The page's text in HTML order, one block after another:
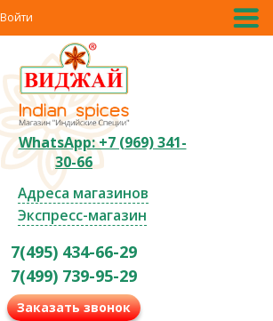
Войти
WhatsApp: +7 (969) 341-
30-66
Адреса магазинов
Экспресс-магазин
7(495) 434-66-29
7(499) 739-95-29
Заказать звонок